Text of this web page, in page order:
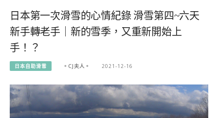
日本第一次滑雪的心情紀錄 滑雪第四~六天
新手轉老手｜新的雪季，又重新開始上
手！？
日本自助滑雪 。CJ夫人。 2021-12-16